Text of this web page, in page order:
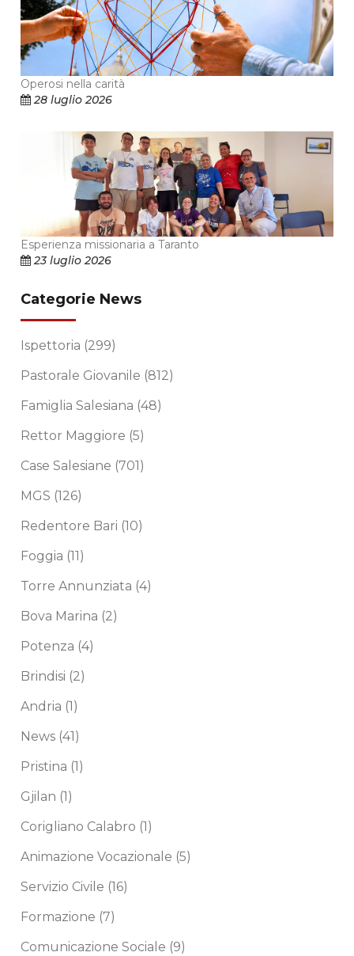
Operosi nella carità
28 luglio 2026
Esperienza missionaria a Taranto
23 luglio 2026
Categorie News
Ispettoria (299)
Pastorale Giovanile (812)
Famiglia Salesiana (48)
Rettor Maggiore (5)
Case Salesiane (701)
MGS (126)
Redentore Bari (10)
Foggia (11)
Torre Annunziata (4)
Bova Marina (2)
Potenza (4)
Brindisi (2)
Andria (1)
News (41)
Pristina (1)
Gjilan (1)
Corigliano Calabro (1)
Animazione Vocazionale (5)
Servizio Civile (16)
Formazione (7)
Comunicazione Sociale (9)